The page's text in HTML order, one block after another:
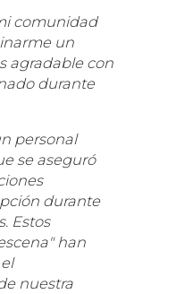
comunidad
un
agradable con
durante
personal
se aseguró
durante
Estos
han
nuestra